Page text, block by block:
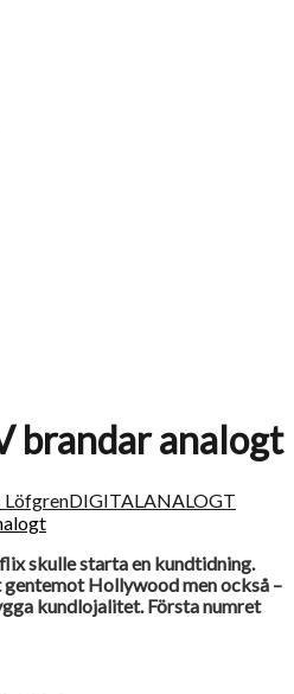
brandar analogt
LöfgrenDIGITALANALOGT
skulle starta en kundtidning.
Hollywood men också –
kundlojalitet. Första numret